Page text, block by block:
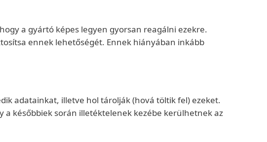
a gyártó képes legyen gyorsan reagálni ezekre.
ennek lehetőségét. Ennek hiányában inkább
adatainkat, illetve hol tárolják (hová töltik fel) ezeket.
a későbbiek során illetéktelenek kezébe kerülhetnek az